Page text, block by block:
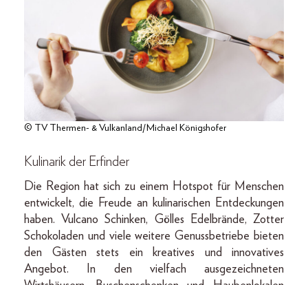
© TV Thermen- & Vulkanland/Michael Königshofer
Kulinarik der Erfinder
Die Region hat sich zu einem Hotspot für Menschen
entwickelt, die Freude an kulinarischen Entdeckungen
haben. Vulcano Schinken, Gölles Edelbrände, Zotter
Schokoladen und viele weitere Genussbetriebe bieten
den Gästen stets ein kreatives und innovatives
Angebot. In den vielfach ausgezeichneten